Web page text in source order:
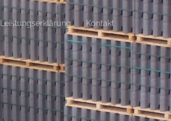
Leistungserklärung Kontakt